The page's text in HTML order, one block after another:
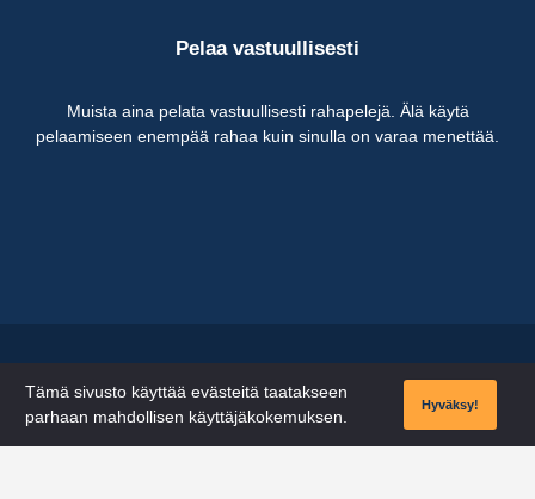
Pelaa vastuullisesti
Muista aina pelata vastuullisesti rahapelejä. Älä käytä
pelaamiseen enempää rahaa kuin sinulla on varaa menettää.
Tämä sivusto käyttää evästeitä taatakseen
parhaan mahdollisen käyttäjäkokemuksen.
Hyväksy!
© 2024 Sanuli.org